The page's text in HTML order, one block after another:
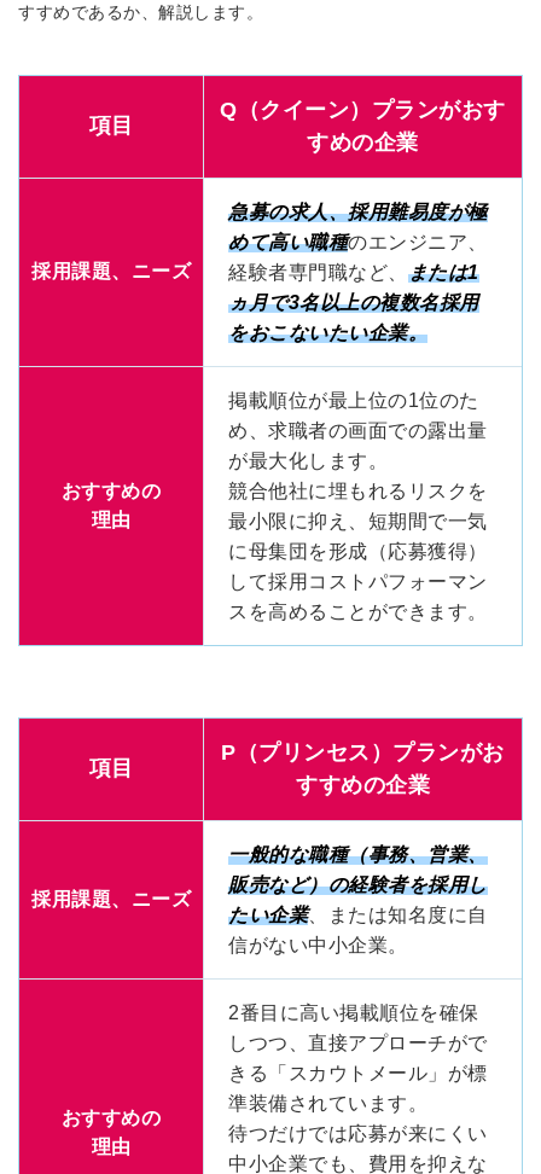
すすめであるか、解説します。
項目
Q（クイーン）プランがおす
すめの企業
採用課題、ニーズ
急募の求人、採用難易度が極
めて高い職種のエンジニア、
経験者専門職など、 または1
ヵ月で3名以上の複数名採用
をおこないたい企業。
おすすめの
理由
掲載順位が最上位の1位のた
め、求職者の画面での露出量
が最大化します。
競合他社に埋もれるリスクを
最小限に抑え、短期間で一気
に母集団を形成（応募獲得）
して採用コストパフォーマン
スを高めることができます。
項目
P（プリンセス）プランがお
すすめの企業
採用課題、ニーズ
一般的な職種（事務、営業、
販売など）の経験者を採用し
たい企業、または知名度に自
信がない中小企業。
おすすめの
理由
2番目に高い掲載順位を確保
しつつ、直接アプローチがで
きる「スカウトメール」が標
準装備されています。
待つだけでは応募が来にくい
中小企業でも、費用を抑えな